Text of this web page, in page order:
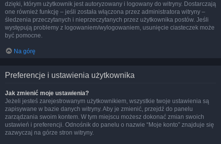
dzięki, którym użytkownik jest autoryzowany i logowany do witryny. Dostarczają
one również funkcję – jeśli została włączona przez administratora witryny –
śledzenia przeczytanych i nieprzeczytanych przez użytkownika postów. Jeśli
występują problemy z logowaniem/wylogowaniem, usunięcie ciasteczek może
być pomocne.
Na górę
Preferencje i ustawienia użytkownika
Jak zmienić moje ustawienia?
Jeżeli jesteś zarejestrowanym użytkownikiem, wszystkie twoje ustawienia są
zapisywane w bazie danych witryny. Aby je zmienić, przejdź do panelu
zarządzania swoim kontem. W tym miejscu możesz dokonać zmian swoich
ustawień i preferencji. Odnośnik do panelu o nazwie “Moje konto” znajduje się
zazwyczaj na górze stron witryny.